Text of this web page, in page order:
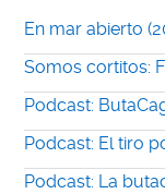
En mar abierto
Somos cortitos:
Podcast:
Podcast: El tiro
Podcast: La